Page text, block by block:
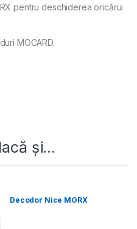
pentru deschiderea oricărui
MOCARD.
și…
Decodor Nice MORX